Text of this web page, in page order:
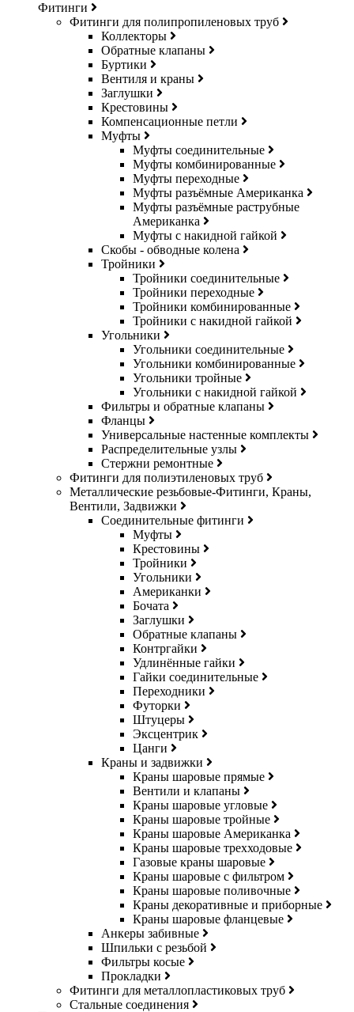
Фитинги
Фитинги для полипропиленовых труб
Коллекторы
Обратные клапаны
Буртики
Вентиля и краны
Заглушки
Крестовины
Компенсационные петли
Муфты
Муфты соединительные
Муфты комбинированные
Муфты переходные
Муфты разъёмные Американка
Муфты разъёмные раструбные
Американка
Муфты с накидной гайкой
Скобы - обводные колена
Тройники
Тройники соединительные
Тройники переходные
Тройники комбинированные
Тройники с накидной гайкой
Угольники
Угольники соединительные
Угольники комбинированные
Угольники тройные
Угольники с накидной гайкой
Фильтры и обратные клапаны
Фланцы
Универсальные настенные комплекты
Распределительные узлы
Стержни ремонтные
Фитинги для полиэтиленовых труб
Металлические резьбовые-Фитинги, Краны,
Вентили, Задвижки
Соединительные фитинги
Муфты
Крестовины
Тройники
Угольники
Американки
Бочата
Заглушки
Обратные клапаны
Контргайки
Удлинённые гайки
Гайки соединительные
Переходники
Футорки
Штуцеры
Эксцентрик
Цанги
Краны и задвижки
Краны шаровые прямые
Вентили и клапаны
Краны шаровые угловые
Краны шаровые тройные
Краны шаровые Американка
Краны шаровые трехходовые
Газовые краны шаровые
Краны шаровые с фильтром
Краны шаровые поливочные
Краны декоративные и приборные
Краны шаровые фланцевые
Анкеры забивные
Шпильки с резьбой
Фильтры косые
Прокладки
Фитинги для металлопластиковых труб
Стальные соединения